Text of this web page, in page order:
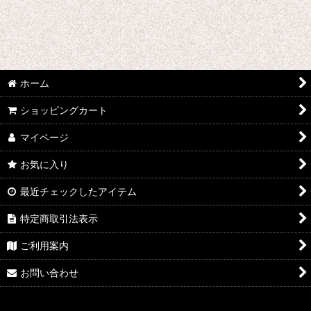
あ行 コスプレ衣装 (全商品)
ウマ娘プリティーダービー
あんさんぶるスターズ
アズールレーン
王様ランキング
イケメン戦国 時をかける恋
イケメン革命 アリスと恋の魔法
イケメンヴァンパイア
A3!(エースリー)
ホーム
ショッピングカート
マイページ
お気に入り
最近チェックしたアイテム
特定商取引法表示
ご利用案内
お問い合わせ